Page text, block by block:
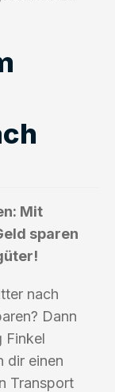
Mit
sparen
nach
Dann
Finkel
dir einen
Transport